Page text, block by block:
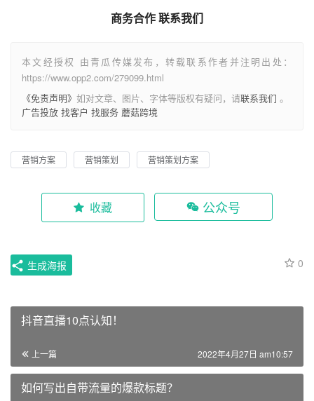
商务合作 联系我们
本文经授权 由青瓜传媒发布，转载联系作者并注明出处：
https://www.opp2.com/279099.html
《免责声明》 如对文章、图片、字体等版权有疑问，请联系我们 。
广告投放 找客户 找服务 蘑菇跨境
营销方案 营销策划 营销策划方案
收藏 公众号
0
生成海报
抖音直播10点认知！
上一篇 2022年4月27日 am10:57
如何写出自带流量的爆款标题？